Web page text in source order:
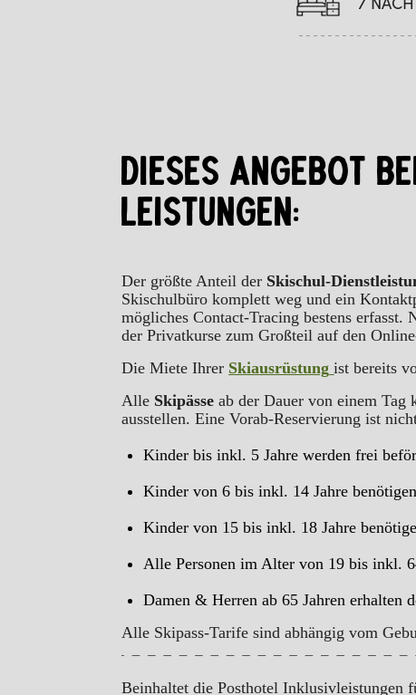
DIESES ANGEBOT
LEISTUNGEN:
Der größte Anteil der Skischul-
Skischulbüro komplett weg und ein
mögliches Contact-Tracing bestens erfasst.
der Privatkurse zum Großteil auf den
Die Miete Ihrer Skiausrüstung ist bereits
Alle Skipässe ab der Dauer von einem
ausstellen. Eine Vorab-Reservierung ist
Kinder bis inkl. 5 Jahre werden frei
Kinder von 6 bis inkl. 14 Jahre
Kinder von 15 bis inkl. 18 Jahre
Alle Personen im Alter von 19 bis inkl.
Damen & Herren ab 65 Jahren erhalten
Alle Skipass-Tarife sind abhängig vom
Beinhaltet die Posthotel Inklusivleistungen